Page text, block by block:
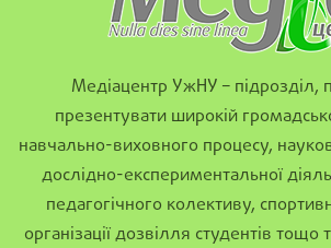
Медіацентр УжНУ – підрозділ,
презентувати широкій
навчально-виховного процесу,
дослідно-експериментальної
педагогічного колективу,
організації дозвілля студентів